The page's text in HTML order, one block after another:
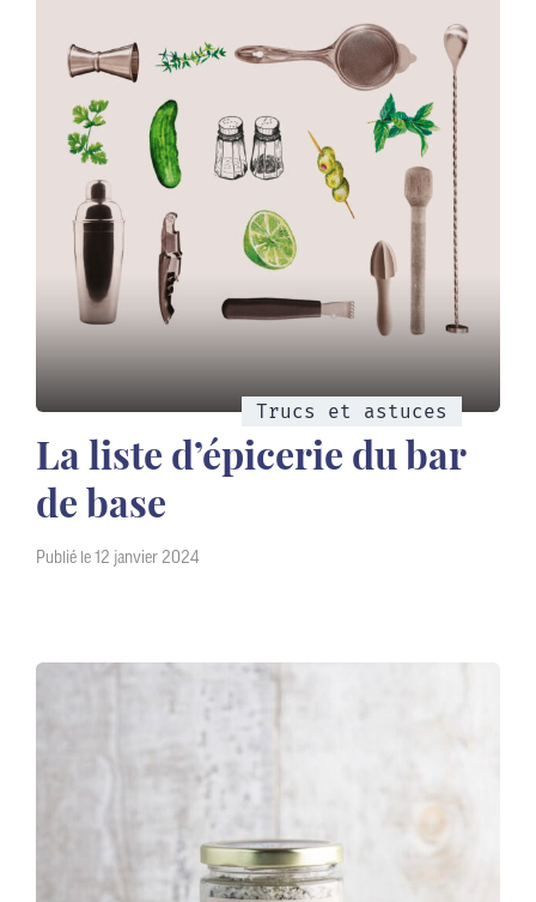
Trucs et astuces
La liste d’épicerie du bar
de base
Publié le 12 janvier 2024